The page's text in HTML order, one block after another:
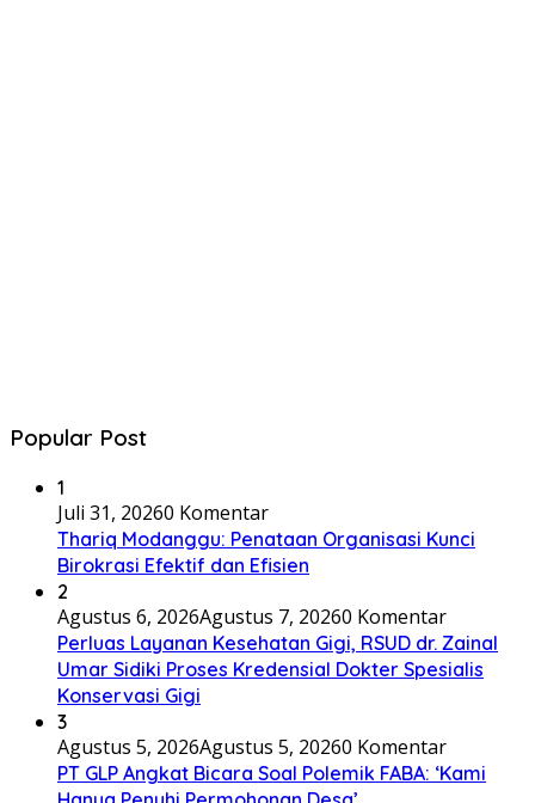
Popular Post
1
Juli 31, 20260 Komentar
Thariq Modanggu: Penataan Organisasi Kunci
Birokrasi Efektif dan Efisien
2
Agustus 6, 2026Agustus 7, 20260 Komentar
Perluas Layanan Kesehatan Gigi, RSUD dr. Zainal
Umar Sidiki Proses Kredensial Dokter Spesialis
Konservasi Gigi
3
Agustus 5, 2026Agustus 5, 20260 Komentar
PT GLP Angkat Bicara Soal Polemik FABA: ‘Kami